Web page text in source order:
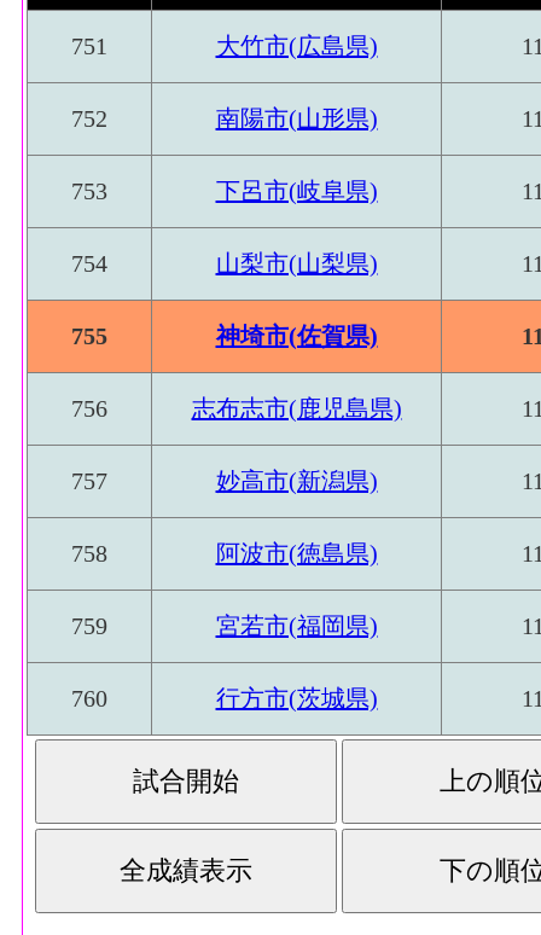
751 大竹市(広島県)
752 南陽市(山形県)
753 下呂市(岐阜県)
754 山梨市(山梨県)
755 神埼市(佐賀県)
756 志布志市(鹿児島県)
757 妙高市(新潟県)
758 阿波市(徳島県)
759 宮若市(福岡県)
760 行方市(茨城県)